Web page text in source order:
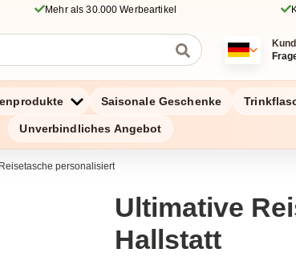
Mehr als 30.000 Werbeartikel
Saisonale Geschenke
Unverbindliches Angebot
Reisetasche personalisiert
Ultimative
Hallstatt